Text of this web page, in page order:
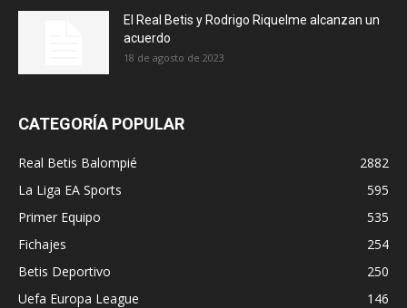
El Real Betis y Rodrigo Riquelme alcanzan un
acuerdo
18 de agosto de 2023
CATEGORÍA POPULAR
Real Betis Balompié
2882
La Liga EA Sports
595
Primer Equipo
535
Fichajes
254
Betis Deportivo
250
Uefa Europa League
146